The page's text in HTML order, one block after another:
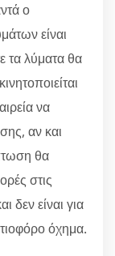
ο
είναι
τα λύματα θα
να
αν και
θα
στις
δεν είναι για
όχημα.